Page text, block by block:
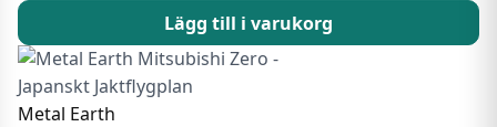
Lägg till i varukorg
Metal Earth